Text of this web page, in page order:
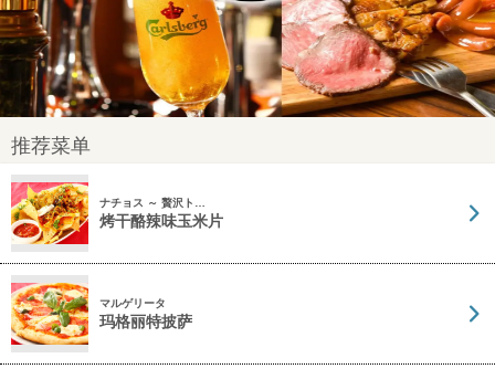
推荐菜单
ナチョス ～ 贅沢ト…
烤干酪辣味玉米片
マルゲリータ
玛格丽特披萨